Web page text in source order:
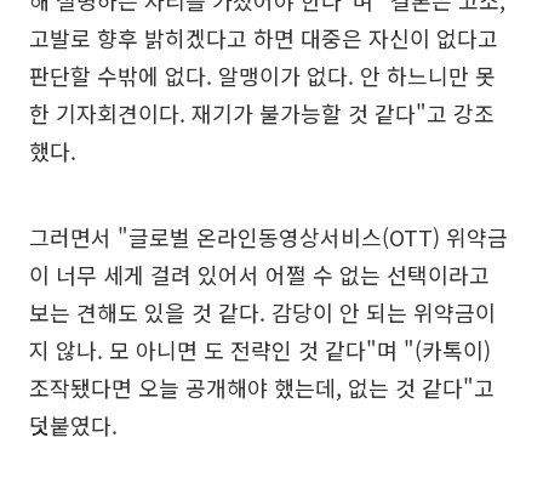
고발로 향후 밝히겠다고 하면 대중은 자신이 없다고
판단할 수밖에 없다. 알맹이가 없다. 안 하느니만 못
한 기자회견이다. 재기가 불가능할 것 같다"고 강조
했다.
그러면서 "글로벌 온라인동영상서비스(OTT) 위약금
이 너무 세게 걸려 있어서 어쩔 수 없는 선택이라고
보는 견해도 있을 것 같다. 감당이 안 되는 위약금이
지 않나. 모 아니면 도 전략인 것 같다"며 "(카톡이)
조작됐다면 오늘 공개해야 했는데, 없는 것 같다"고
덧붙였다.